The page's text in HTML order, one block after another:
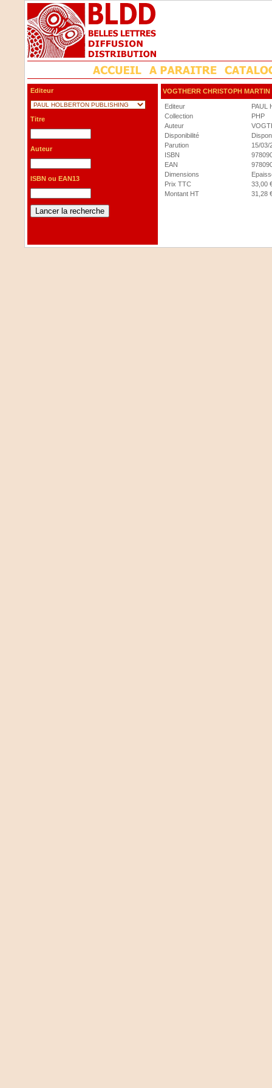
Editeur
Titre
Auteur
ISBN ou EAN13
VOGTHERR CHRISTOPH MARTIN
Editeur
PAUL
Collection
PHP
Auteur
Disponibilité
Parution
15/03/
ISBN
EAN
Dimensions
Prix TTC
33,00
Montant HT
31,28